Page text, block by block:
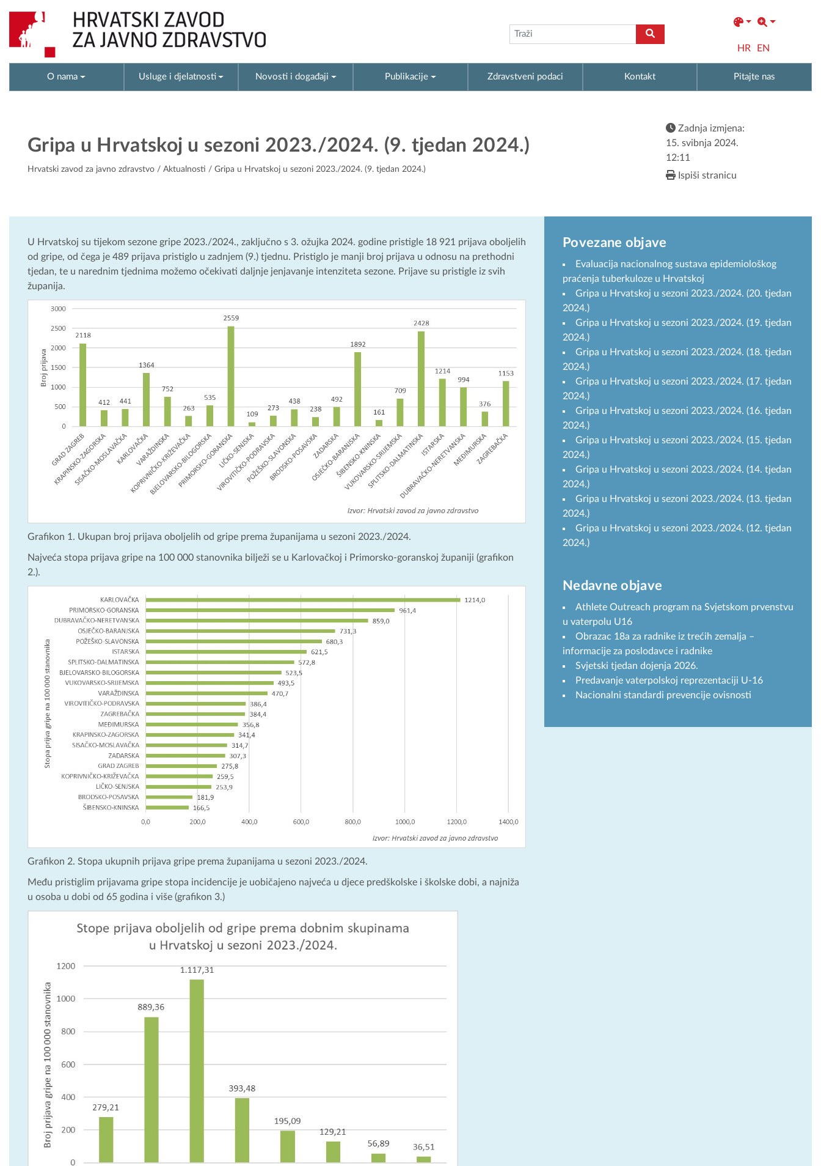
HR EN
O nama Usluge i djelatnosti Novosti i događaji Publikacije Zdravstveni podaci Kontakt Pitajte nas
Gripa u Hrvatskoj u sezoni 2023./2024. (9. tjedan 2024.)
Hrvatski zavod za javno zdravstvo / Aktualnosti / Gripa u Hrvatskoj u sezoni 2023./2024. (9. tjedan 2024.)
Zadnja izmjena:
15. svibnja 2024.
12:11
Ispiši stranicu
U Hrvatskoj su tijekom sezone gripe 2023./2024., zaključno s 3. ožujka 2024. godine pristigle 18 921 prijava oboljelih
od gripe, od čega je 489 prijava pristiglo u zadnjem (9.) tjednu. Pristiglo je manji broj prijava u odnosu na prethodni
tjedan, te u narednim tjednima možemo očekivati daljnje jenjavanje intenziteta sezone. Prijave su pristigle iz svih
županija.
Grafikon 1. Ukupan broj prijava oboljelih od gripe prema županijama u sezoni 2023./2024.
Najveća stopa prijava gripe na 100 000 stanovnika bilježi se u Karlovačkoj i Primorsko-goranskoj županiji (grafikon
2.).
Grafikon 2. Stopa ukupnih prijava gripe prema županijama u sezoni 2023./2024.
Među pristiglim prijavama gripe stopa incidencije je uobičajeno najveća u djece predškolske i školske dobi, a najniža
u osoba u dobi od 65 godina i više (grafikon 3.)
Povezane objave
Evaluacija nacionalnog sustava epidemiološkog
praćenja tuberkuloze u Hrvatskoj
Gripa u Hrvatskoj u sezoni 2023./2024. (20. tjedan
2024.)
Gripa u Hrvatskoj u sezoni 2023./2024. (19. tjedan
2024.)
Gripa u Hrvatskoj u sezoni 2023./2024. (18. tjedan
2024.)
Gripa u Hrvatskoj u sezoni 2023./2024. (17. tjedan
2024.)
Gripa u Hrvatskoj u sezoni 2023./2024. (16. tjedan
2024.)
Gripa u Hrvatskoj u sezoni 2023./2024. (15. tjedan
2024.)
Gripa u Hrvatskoj u sezoni 2023./2024. (14. tjedan
2024.)
Gripa u Hrvatskoj u sezoni 2023./2024. (13. tjedan
2024.)
Gripa u Hrvatskoj u sezoni 2023./2024. (12. tjedan
2024.)
Nedavne objave
Athlete Outreach program na Svjetskom prvenstvu
u vaterpolu U16
Obrazac 18a za radnike iz trećih zemalja –
informacije za poslodavce i radnike
Svjetski tjedan dojenja 2026.
Predavanje vaterpolskoj reprezentaciji U-16
Nacionalni standardi prevencije ovisnosti